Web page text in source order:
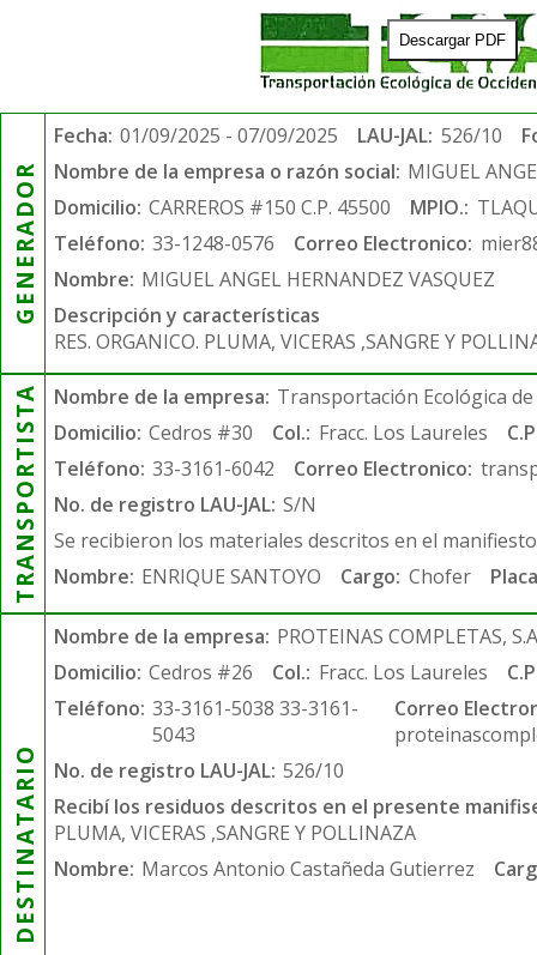
Descargar PDF
GENERADOR
Fecha: 01/09/2025 - 07/09/2025 LAU-JAL: 526/10
Nombre de la empresa o razón social: MIGUEL
Domicilio: CARREROS #150 C.P. 45500 MPIO.:
Teléfono: 33-1248-0576 Correo Electronico:
Nombre: MIGUEL ANGEL HERNANDEZ VASQUEZ
Descripción y características
RES. ORGANICO. PLUMA, VICERAS ,SANGRE Y
TRANSPORTISTA Nombre de la empresa: Transportación Ecológica de
Domicilio: Cedros #30 Col.: Fracc. Los Laureles
Teléfono: 33-3161-6042 Correo Electronico:
No. de registro LAU-JAL: S/N
Se recibieron los materiales descritos en el
Nombre: ENRIQUE SANTOYO Cargo: Chofer
DESTINATARIO
Nombre de la empresa: PROTEINAS COMPLETAS,
Domicilio: Cedros #26 Col.: Fracc. Los Laureles
Teléfono: 33-3161-5038 33-3161-
5043
Correo
No. de registro LAU-JAL: 526/10
Recibí los residuos descritos en el presente
PLUMA, VICERAS ,SANGRE Y POLLINAZA
Nombre: Marcos Antonio Castañeda Gutierrez